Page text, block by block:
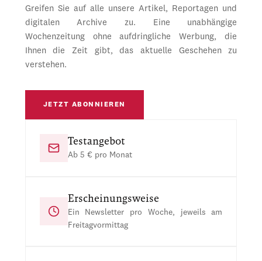
Greifen Sie auf alle unsere Artikel, Reportagen und
digitalen Archive zu. Eine unabhängige
Wochenzeitung ohne aufdringliche Werbung, die
Ihnen die Zeit gibt, das aktuelle Geschehen zu
verstehen.
JETZT ABONNIEREN
Testangebot
Ab 5 € pro Monat
Erscheinungsweise
Ein Newsletter pro Woche, jeweils am
Freitagvormittag